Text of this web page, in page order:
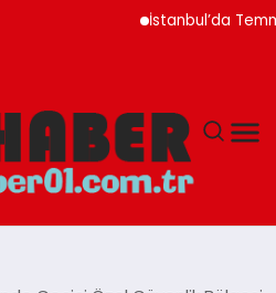
İstanbul’da Temmuz